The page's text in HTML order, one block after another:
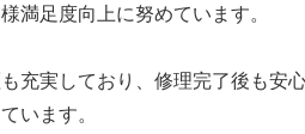
満足度向上に努めています。
充実しており、修理完了後も安
います。